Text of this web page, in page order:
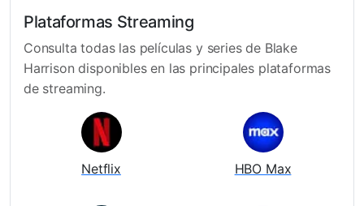
Plataformas Streaming
Consulta todas las películas y series de Blake
Harrison disponibles en las principales plataformas
de streaming.
Netflix HBO Max